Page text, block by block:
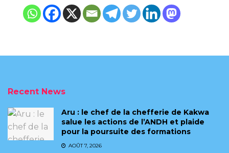
Recent News
Aru : le chef de la chefferie de Kakwa
salue les actions de l’ANDH et plaide
pour la poursuite des formations
AOÛT 7, 2026